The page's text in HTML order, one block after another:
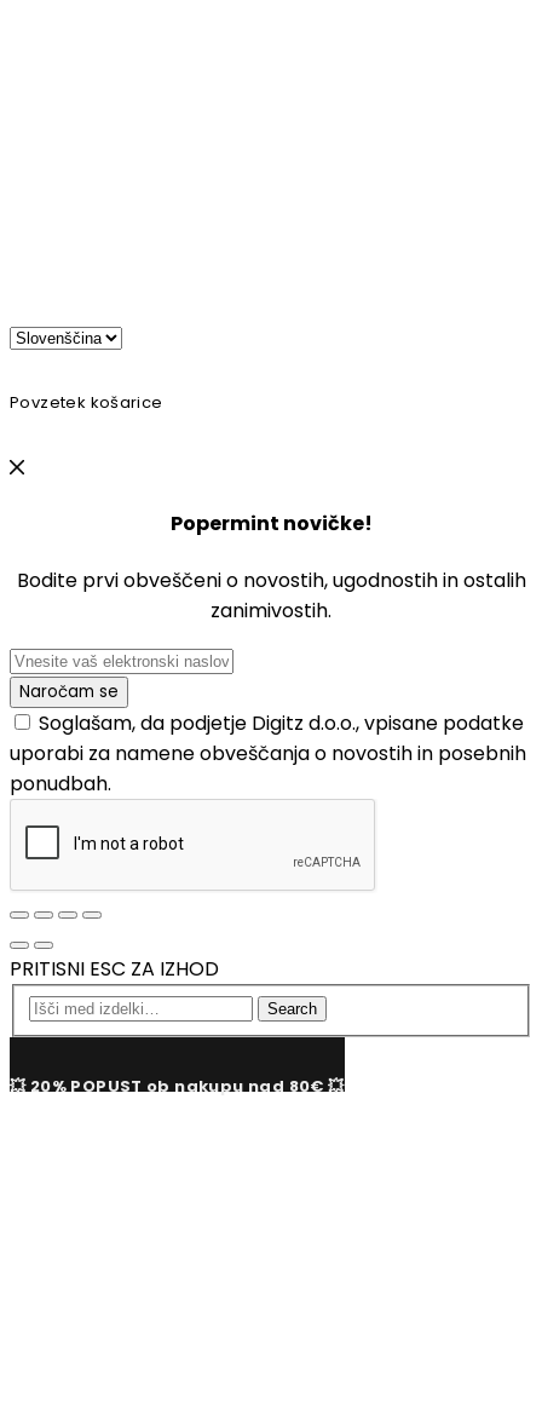
Povzetek košarice
Popermint novičke!
Bodite prvi obveščeni o novostih, ugodnostih in ostalih
zanimivostih.
Soglašam, da podjetje Digitz d.o.o., vpisane podatke
uporabi za namene obveščanja o novostih in posebnih
ponudbah.
PRITISNI ESC ZA IZHOD
Search
💥 20% POPUST ob nakupu nad 80€ 💥